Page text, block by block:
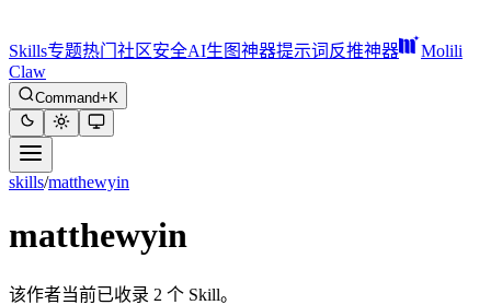
Skills专题热门 社区安全AI生图神器提示词反推神器
Molili
Claw
Command+K
skills/matthewyin
matthewyin
该作者当前已收录 2 个 Skill。